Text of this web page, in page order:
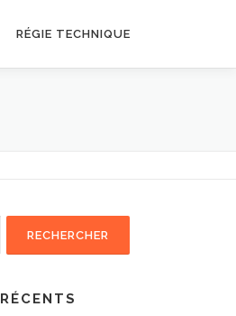
RÉGIE TECHNIQUE